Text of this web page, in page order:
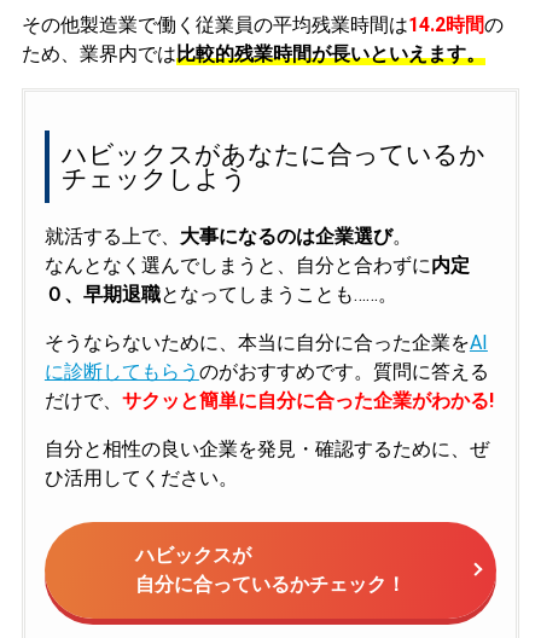
その他製造業で働く従業員の平均残業時間は14.2時間の
ため、業界内では比較的残業時間が長いといえます。
ハビックスがあなたに合っているか
チェックしよう
就活する上で、 大事になるのは企業選び。
なんとなく選んでしまうと、自分と合わずに内定
０、早期退職となってしまうことも……。
そうならないために、本当に自分に合った企業をAI
に診断してもらう のがおすすめです。質問に答える
だけで、 サクッと簡単に自分に合った企業がわかる!
自分と相性の良い企業を発見・確認するために、ぜ
ひ活用してください。
ハビックスが
自分に合っているかチェック！